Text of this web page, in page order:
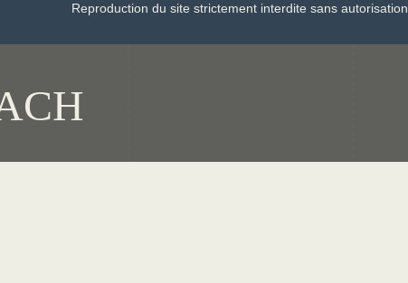
Reproduction du site strictement interdite sans autorisation.